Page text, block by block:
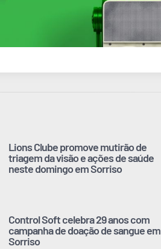
Lions Clube promove mutirão de
triagem da visão e ações de saúde
neste domingo em Sorriso
Control Soft celebra 29 anos com
campanha de doação de sangue em
Sorriso